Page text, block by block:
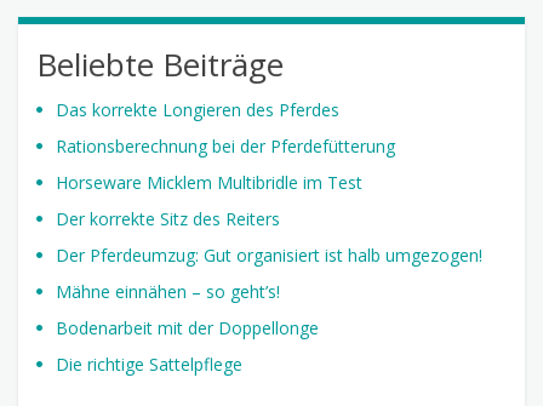
Beliebte Beiträge
Das korrekte Longieren des Pferdes
Rationsberechnung bei der Pferdefütterung
Horseware Micklem Multibridle im Test
Der korrekte Sitz des Reiters
Der Pferdeumzug: Gut organisiert ist halb umgezogen!
Mähne einnähen – so geht’s!
Bodenarbeit mit der Doppellonge
Die richtige Sattelpflege